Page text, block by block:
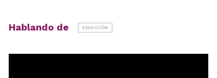
Hablando de EDUCACIÓN